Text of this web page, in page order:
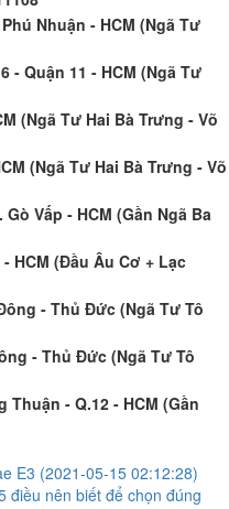
Nhuận - HCM (Ngã Tư
- Quận 11 - HCM (Ngã Tư
(Ngã Tư Hai Bà Trưng - Võ
(Ngã Tư Hai Bà Trưng - Võ
Vấp - HCM (Gần Ngã Ba
HCM (Đầu Âu Cơ + Lạc
- Thủ Đức (Ngã Tư Tô
- Thủ Đức (Ngã Tư Tô
- Q.12 - HCM (Gần
E3 (2021-05-15 02:12:28)
điều nên biết để chọn đúng